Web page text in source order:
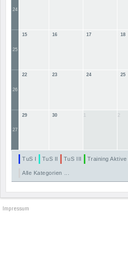
24
25
15 16 17 18
26
22 23 24 25
27
29 30 1 2
TuS I TuS II TuS III Training Aktive
Alle Kategorien ...
Impressum